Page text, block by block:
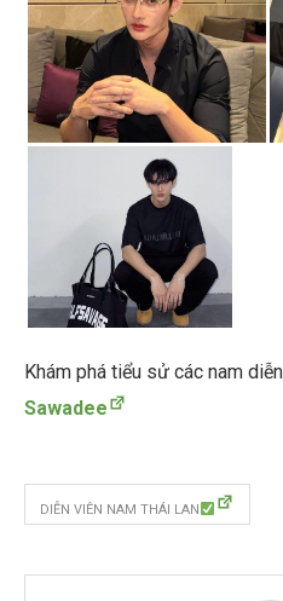
Khám phá tiểu sử các nam
Sawadee
DIỄN VIÊN NAM THÁI LAN